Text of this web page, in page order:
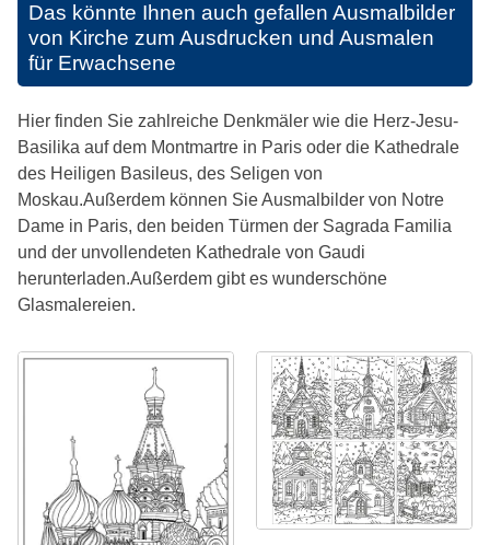
Das könnte Ihnen auch gefallen Ausmalbilder
von Kirche zum Ausdrucken und Ausmalen
für Erwachsene
Hier finden Sie zahlreiche Denkmäler wie die Herz-Jesu-
Basilika auf dem Montmartre in Paris oder die Kathedrale
des Heiligen Basileus, des Seligen von
Moskau.Außerdem können Sie Ausmalbilder von Notre
Dame in Paris, den beiden Türmen der Sagrada Familia
und der unvollendeten Kathedrale von Gaudi
herunterladen.Außerdem gibt es wunderschöne
Glasmalereien.